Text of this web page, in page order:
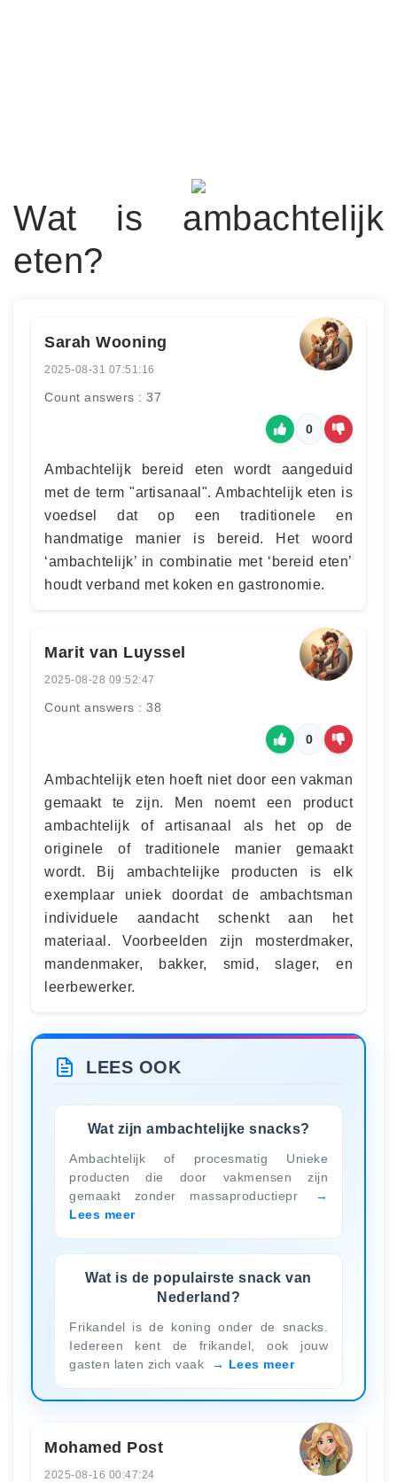
Wat is ambachtelijk
eten?
Sarah Wooning
2025-08-31 07:51:16
Count answers : 37
0
Ambachtelijk bereid eten wordt aangeduid
met de term "artisanaal". Ambachtelijk eten is
voedsel dat op een traditionele en
handmatige manier is bereid. Het woord
‘ambachtelijk’ in combinatie met ‘bereid eten’
houdt verband met koken en gastronomie.
Marit van Luyssel
2025-08-28 09:52:47
Count answers : 38
0
Ambachtelijk eten hoeft niet door een vakman
gemaakt te zijn. Men noemt een product
ambachtelijk of artisanaal als het op de
originele of traditionele manier gemaakt
wordt. Bij ambachtelijke producten is elk
exemplaar uniek doordat de ambachtsman
individuele aandacht schenkt aan het
materiaal. Voorbeelden zijn mosterdmaker,
mandenmaker, bakker, smid, slager, en
leerbewerker.
LEES OOK
Wat zijn ambachtelijke snacks?
Ambachtelijk of procesmatig Unieke
producten die door vakmensen zijn
gemaakt zonder massaproductiepr
Lees meer
Wat is de populairste snack van
Nederland?
Frikandel is de koning onder de snacks.
Iedereen kent de frikandel, ook jouw
gasten laten zich vaak
Lees meer
Mohamed Post
2025-08-16 00:47:24